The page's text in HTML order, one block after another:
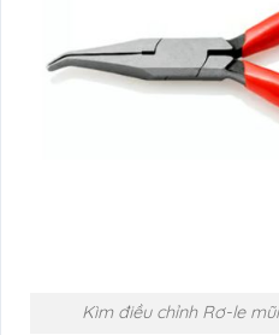
Kìm điều chỉnh Rơ-le